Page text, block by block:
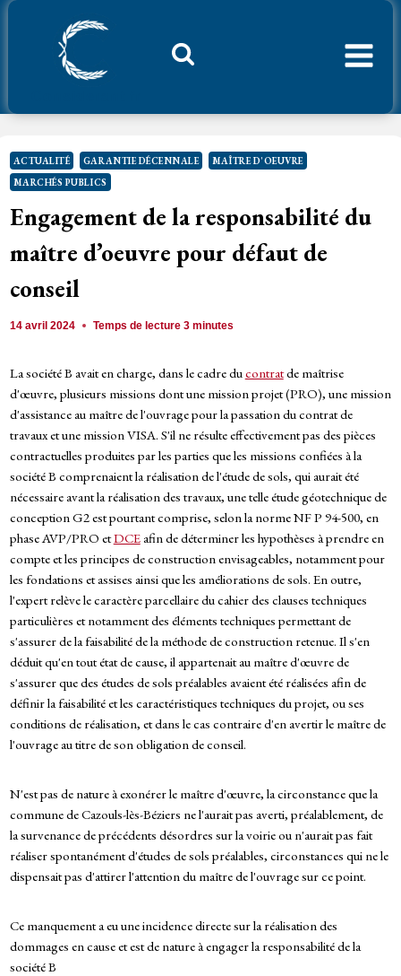
Aller
ACTUALITÉ GARANTIE DÉCENNALE
MAÎTRE D'OEUVRE
MARCHÉS PUBLICS
Engagement de la responsabilité du
maître d’oeuvre pour défaut de
conseil
14 avril 2024 Temps de lecture3 minutes
La société B avait en charge, dans le cadre ducontratde maîtrise
d'œuvre, plusieurs missions dont une mission projet (PRO), une mission
d'assistance au maître de l'ouvrage pour la passation du contrat de
travaux et une mission VISA. S'il ne résulte effectivement pas des pièces
contractuelles produites par les parties que les missions confiées à la
société B comprenaient la réalisation de l'étude de sols, qui aurait été
nécessaire avant la réalisation des travaux, une telle étude géotechnique de
conception G2 est pourtant comprise, selon la norme NF P 94-500, en
phase AVP/PRO etDCEafin de déterminer les hypothèses à prendre en
compte et les principes de construction envisageables, notamment pour
les fondations et assises ainsi que les améliorations de sols. En outre,
l'expert relève le caractère parcellaire du cahier des clauses techniques
particulières et notamment des éléments techniques permettant de
s'assurer de la faisabilité de la méthode de construction retenue. Il s'en
déduit qu'en tout état de cause, il appartenait au maître d'œuvre de
s'assurer que des études de sols préalables avaient été réalisées afin de
définir la faisabilité et les caractéristiques techniques du projet, ou ses
conditions de réalisation, et dans le cas contraire d'en avertir le maître de
l'ouvrage au titre de son obligation de conseil.
N'est pas de nature à exonérer le maître d'œuvre, la circonstance que la
commune de Cazouls-lès-Béziers ne l'aurait pas averti, préalablement, de
la survenance de précédents désordres sur la voirie ou n'aurait pas fait
réaliser spontanément d'études de sols préalables, circonstances qui ne le
dispensait pas d'attirer l'attention du maître de l'ouvrage sur ce point.
Ce manquement a eu une incidence directe sur la réalisation des
dommages en cause et est de nature à engager la responsabilité de la
société B